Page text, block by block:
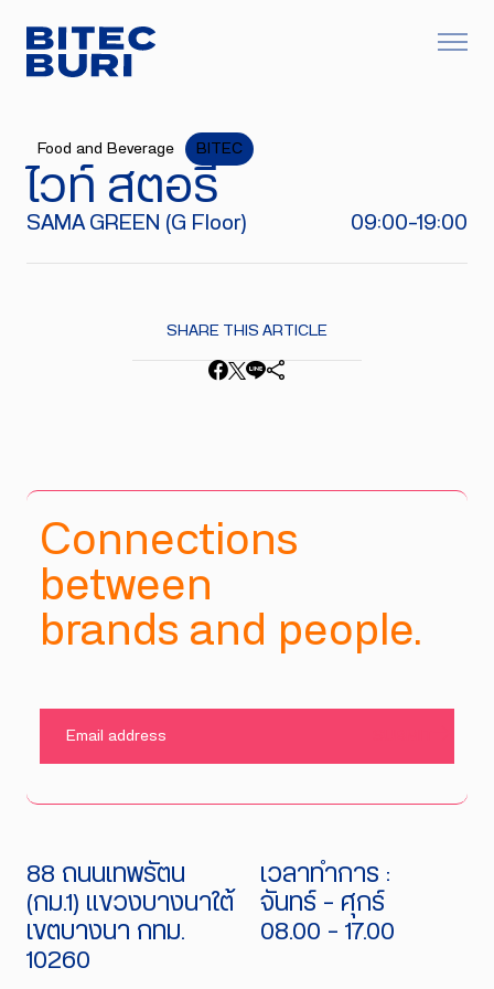
Food and Beverage BITEC
ไวท์ สตอรี่
SAMA GREEN (G Floor) 09:00-19:00
SHARE THIS ARTICLE
Connections
between
brands and people.
88 ถนนเทพรัตน
(กม.1) แขวงบางนาใต้
เขตบางนา กทม.
10260
เวลาทำการ :
จันทร์ - ศุกร์
08.00 - 17.00